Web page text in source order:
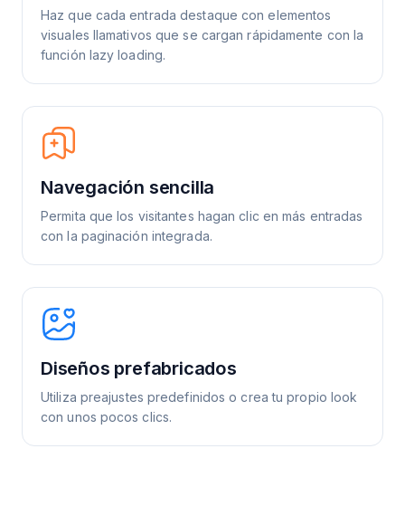
Haz que cada entrada destaque con elementos
visuales llamativos que se cargan rápidamente con la
función lazy loading.
Navegación sencilla
Permita que los visitantes hagan clic en más entradas
con la paginación integrada.
Diseños prefabricados
Utiliza preajustes predefinidos o crea tu propio look
con unos pocos clics.